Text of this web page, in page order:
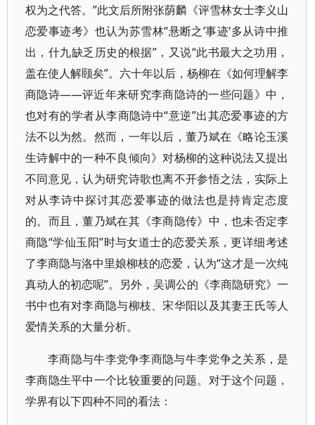
权为之代答。”此文后所附张荫麟《评雪林女士李义山
恋爱事迹考》也认为苏雪林“悬断之’事迹‘多从诗中推
出，什九缺乏历史的根据”，又说“此书最大之功用，
盖在使人解颐矣”。六十年以后，杨柳在《如何理解李
商隐诗――评近年来研究李商隐诗的一些问题》中，
也对有的学者从李商隐诗中“意逆”出其恋爱事迹的方
法不以为然。然而，一年以后，董乃斌在《略论玉溪
生诗解中的一种不良倾向》对杨柳的这种说法又提出
不同意见，认为研究诗歌也离不开参悟之法，实际上
对从李诗中探讨其恋爱事迹的做法也是持肯定态度
的。而且，董乃斌在其《李商隐传》中，也未否定李
商隐“学仙玉阳”时与女道士的恋爱关系，更详细考述
了李商隐与洛中里娘柳枝的恋爱，认为“这才是一次纯
真动人的初恋呢”。另外，吴调公的《李商隐研究》一
书中也有对李商隐与柳枝、宋华阳以及其妻王氏等人
爱情关系的大量分析。
李商隐与牛李党争李商隐与牛李党争之关系，是
李商隐生平中一个比较重要的问题。对于这个问题，
学界有以下四种不同的看法：